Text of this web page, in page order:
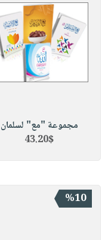
مجموعة "مع" لسلمان
43.20$
%10